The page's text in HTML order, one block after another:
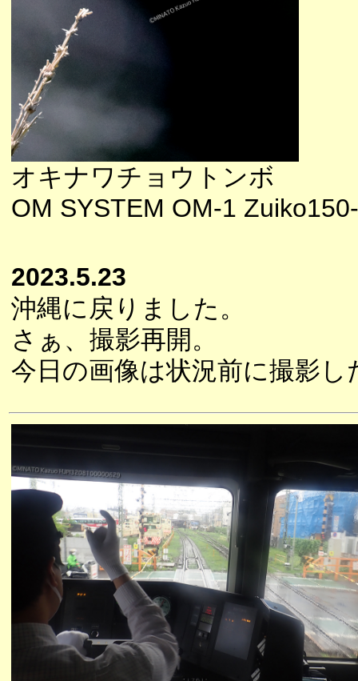
オキナワチョウトンボ
OM SYSTEM OM-1
2023.5.23
沖縄に戻りました。
さぁ、撮影再開。
今日の画像は状況前に撮影し